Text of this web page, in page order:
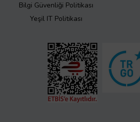
Bilgi Güvenliği Politikası
Yeşil IT Politikası